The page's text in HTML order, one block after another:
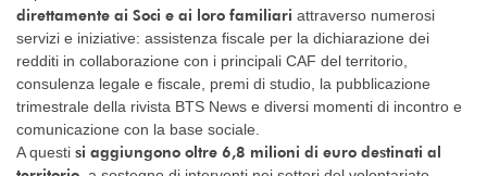
direttamente ai Soci e ai loro familiari attraverso numerosi
servizi e iniziative: assistenza fiscale per la dichiarazione dei
redditi in collaborazione con i principali CAF del territorio,
consulenza legale e fiscale, premi di studio, la pubblicazione
trimestrale della rivista BTS News e diversi momenti di incontro e
comunicazione con la base sociale.
A questi si aggiungono oltre 6,8 milioni di euro destinati al